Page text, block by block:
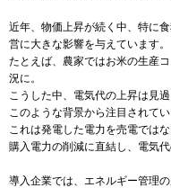
近年、物価上昇が続く中、特に
営に大きな影響を与えています。
たとえば、農家ではお米の生産
況に。
こうした中、電気代の上昇は見
このような背景から注目されて
これは発電した電力を売電では
購入電力の削減に直結し、電気
導入企業では、エネルギー管理